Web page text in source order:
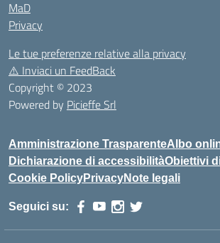
MaD
Privacy
Le tue preferenze relative alla privacy
⚠️ Inviaci un FeedBack
Copyright © 2023
Powered by Picieffe Srl
Amministrazione TrasparenteAlbo
Dichiarazione di accessibilitàObiettivi
Cookie PolicyPrivacyNote legali
Seguici su: